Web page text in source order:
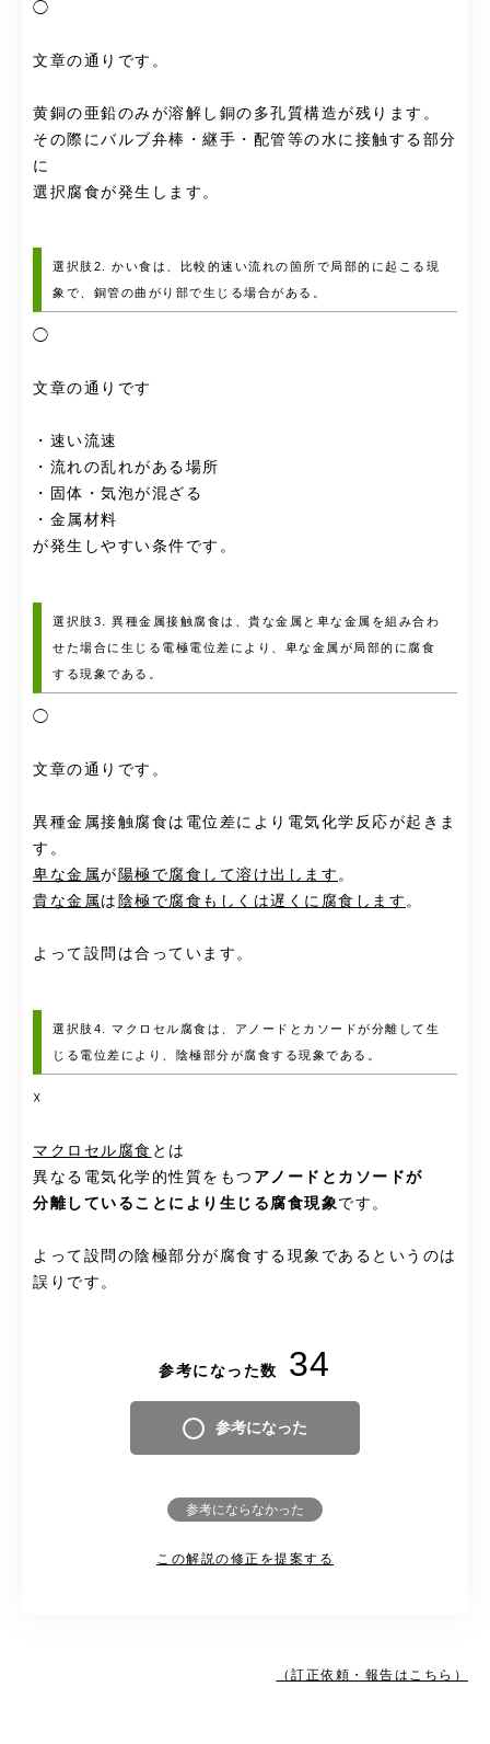
◯
文章の通りです。
黄銅の亜鉛のみが溶解し銅の多孔質構造が残ります。
その際にバルブ弁棒・継手・配管等の水に接触する部分
に
選択腐食が発生します。
選択肢2. かい食は、比較的速い流れの箇所で局部的に起こる現
象で、銅管の曲がり部で生じる場合がある。
◯
文章の通りです
・速い流速
・流れの乱れがある場所
・固体・気泡が混ざる
・金属材料
が発生しやすい条件です。
選択肢3. 異種金属接触腐食は、貴な金属と卑な金属を組み合わ
せた場合に生じる電極電位差により、卑な金属が局部的に腐食
する現象である。
◯
文章の通りです。
異種金属接触腐食は電位差により電気化学反応が起きま
す。
卑な金属が 陽極で腐食して溶け出します 。
貴な金属 は 陰極で腐食もしくは遅くに腐食します 。
よって設問は合っています。
選択肢4. マクロセル腐食は、アノードとカソードが分離して生
じる電位差により、陰極部分が腐食する現象である。
☓
マクロセル腐食 とは
異なる電気化学的性質をもつ アノードとカソードが
分離していることにより生じる腐食現象です。
よって設問の 陰極部分が腐食する現象であるというのは
誤りです。
参考になった数 34
参考になった
参考にならなかった
この解説の修正を提案する
（訂正依頼・報告はこちら）